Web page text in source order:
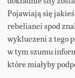
Pojawiają się
rebelianci spod
wykluczeni z tego
w tym szumu
które miałyby